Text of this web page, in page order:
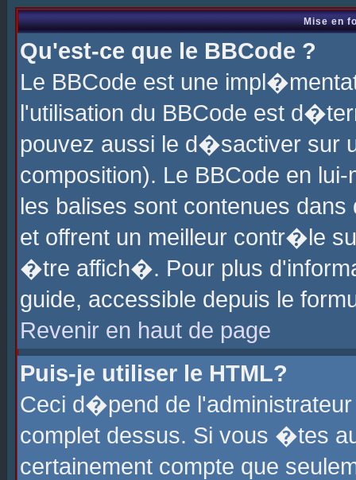
Mise en
Qu'est-ce que le BBCode ?
Le BBCode est une
l'utilisation du BBCode est
pouvez aussi le d�sactiver sur
composition). Le BBCode en
les balises sont contenues
et offrent un meilleur contr�le
�tre affich�. Pour plus
guide, accessible depuis le
Revenir en haut de page
Puis-je utiliser le HTML?
Ceci d�pend de
complet dessus. Si vous �tes
certainement compte que